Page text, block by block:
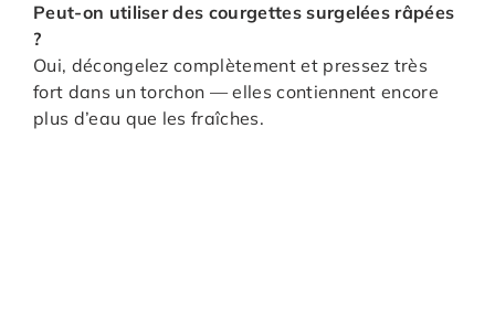
Peut-on utiliser des courgettes surgelées râpées
?
Oui, décongelez complètement et pressez très
fort dans un torchon — elles contiennent encore
plus d’eau que les fraîches.